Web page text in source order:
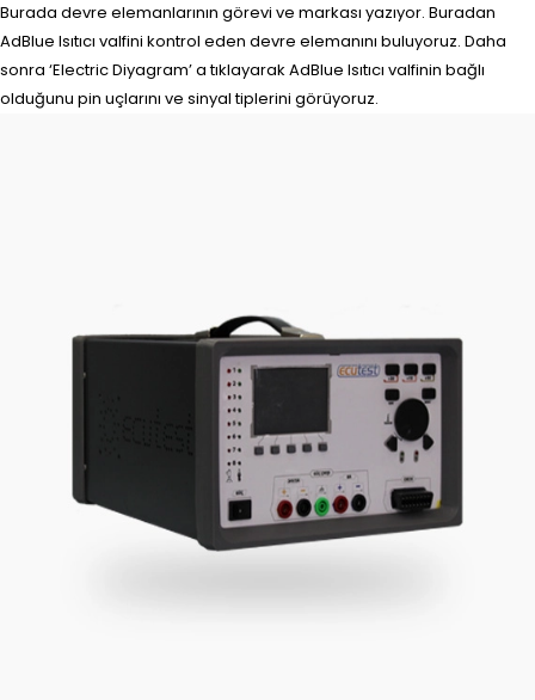
Burada devre elemanlarının görevi ve markası yazıyor. Buradan
AdBlue Isıtıcı valfini kontrol eden devre elemanını buluyoruz. Daha
sonra ‘Electric Diyagram’ a tıklayarak AdBlue Isıtıcı valfinin bağlı
olduğunu pin uçlarını ve sinyal tiplerini görüyoruz.